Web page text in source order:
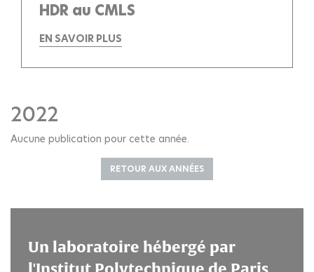
HDR au CMLS
EN SAVOIR PLUS
2022
Aucune publication pour cette année.
RETOUR AUX ANNÉES
Un laboratoire hébergé par
l'Institut Polytechnique de Paris